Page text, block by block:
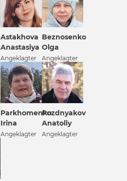
Astakhova
Anastasiya
Angeklagter
Beznosenko
Olga
Angeklagter
Parkhomenko
Irina
Angeklagter
Pozdnyakov
Anatoliy
Angeklagter